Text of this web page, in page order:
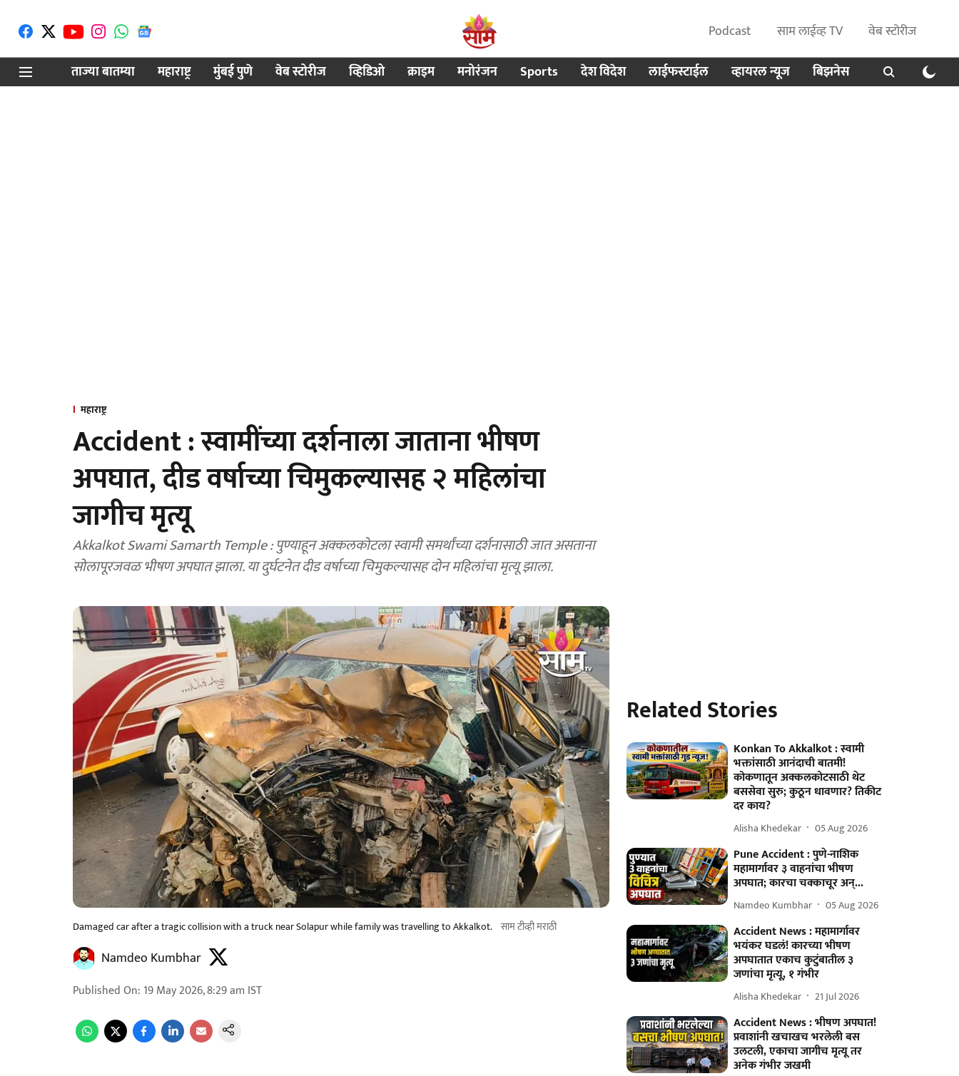
Podcast साम लाईव्ह TV
वेब स्टोरीज
ताज्या बातम्या
महाराष्ट्र मुंबई पुणे वेब स्टोरीज व्हिडिओ क्राइम मनोरंजन Sports देश विदेश लाईफस्टाईल व्हायरल न्यूज बिझनेस
महाराष्ट्र
Accident : स्वामींच्या दर्शनाला जाताना भीषण
अपघात, दीड वर्षाच्या चिमुकल्यासह २ महिलांचा
जागीच मृत्यू
Akkalkot Swami Samarth Temple : पुण्याहून अक्कलकोटला स्वामी समर्थांच्या दर्शनासाठी जात असताना
सोलापूरजवळ भीषण अपघात झाला. या दुर्घटनेत दीड वर्षाच्या चिमुकल्यासह दोन महिलांचा मृत्यू झाला.
Damaged car after a tragic collision with a truck near Solapur while family was travelling to Akkalkot. साम टीव्ही मराठी
Namdeo Kumbhar
Published On: 19 May 2026, 8:29 am IST
Related Stories
Konkan To Akkalkot : स्वामी
भक्तांसाठी आनंदाची बातमी!
कोकणातून अक्कलकोटसाठी थेट
बससेवा सुरु; कुठून धावणार? तिकीट
दर काय?
Alisha Khedekar 05 Aug 2026
Pune Accident : पुणे-नाशिक
महामार्गावर ३ वाहनांचा भीषण
अपघात; कारचा चक्काचूर अन्...
Namdeo Kumbhar 05 Aug 2026
Accident News : महामार्गावर
भयंकर घडलं! कारच्या भीषण
अपघातात एकाच कुटुंबातील ३
जणांचा मृत्यू, १ गंभीर
Alisha Khedekar 21 Jul 2026
Accident News : भीषण अपघात!
प्रवाशांनी खचाखच भरलेली बस
उलटली, एकाचा जागीच मृत्यू तर
अनेक गंभीर जखमी